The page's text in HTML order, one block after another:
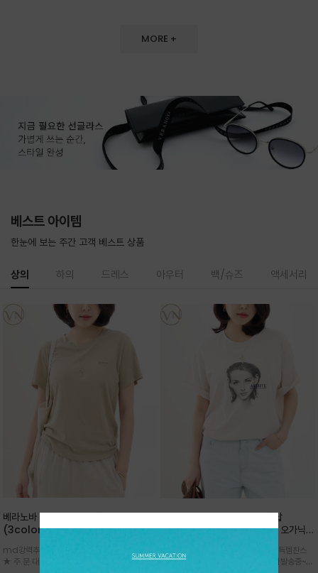
MORE +
베스트 아이템
한눈에 보는 주간 고객 베스트 상품
베라노바 심플 VN13 코튼탑
(3color)*썸머 바이오 강연/ 스판 너
더더기 없이 깔끔한 무드가 매력적인
VN13 코튼 티셔츠
md강력추천 2026 신상품 ★한정 대박 세일
★ 주.문.대.폭.주 - 전컬러 인기~순차발송중
베라노바 어반 우먼 강연 코튼탑
(2color) *한여름 내내 입는 오가닉
워크 (Line Work) & 스케치/감각적
인 아트워크 프린트가 시선을 끄는 루즈
md강력추천 2026 신상품 ★대박 득템찬스
~~ 주.문.대.폭.주 - 전컬러 인기~순차발송중~★
상의 하의 드레스 아우터 백/슈즈 액세서리